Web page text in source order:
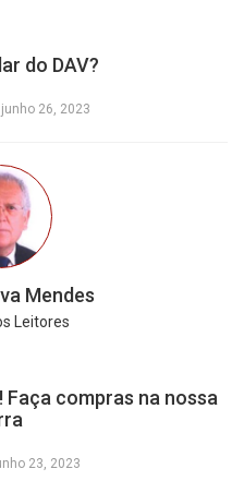
do DAV?
26, 2023
Mendes
Leitores
Faça compras na nossa
23, 2023